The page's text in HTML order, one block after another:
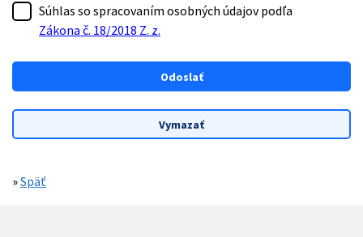
Súhlas so spracovaním osobných údajov podľa
Zákona č. 18/2018 Z. z.
»Späť